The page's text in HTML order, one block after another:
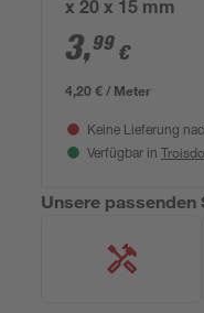
x 20 x 15 mm
3,99 €
4,20 € / Meter
Keine Lieferung
Verfügbar in
Unsere passenden